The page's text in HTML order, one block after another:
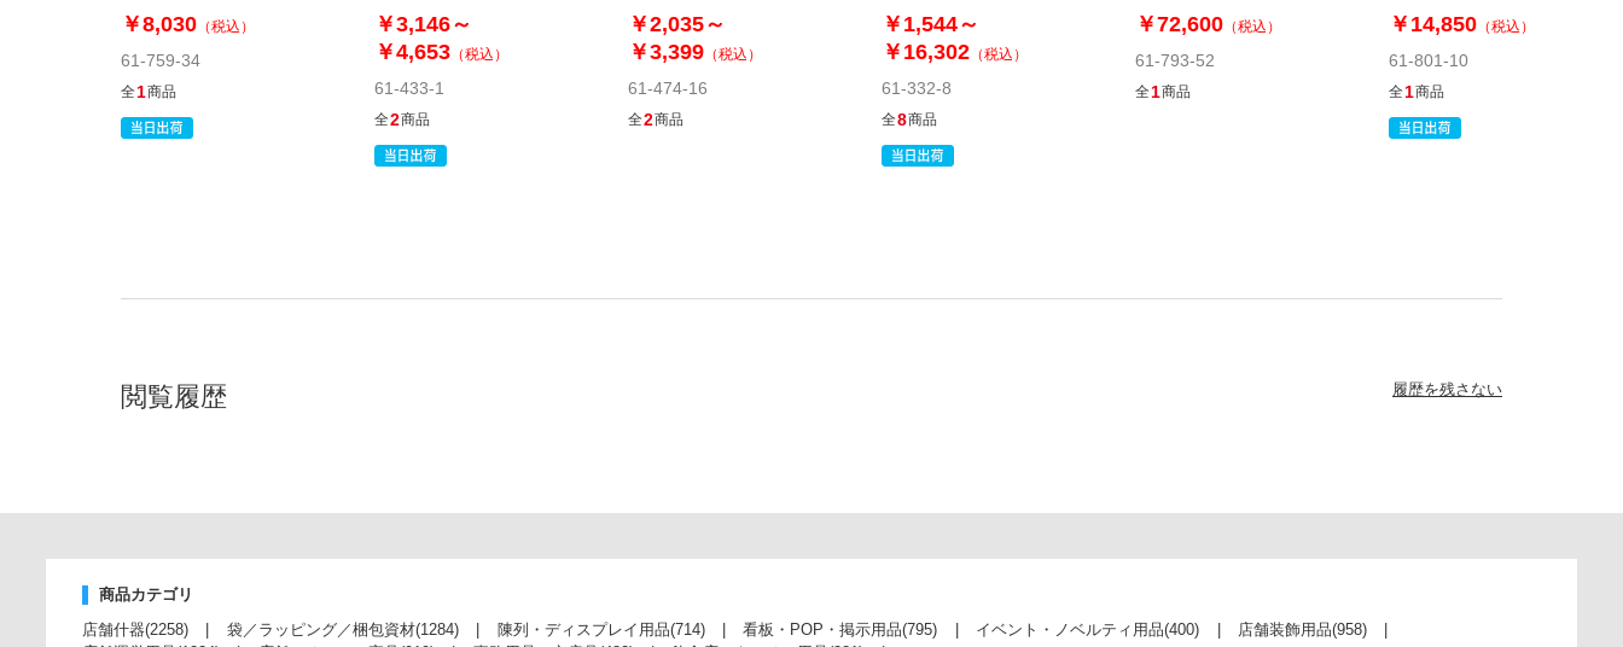
￥8,030 （税込）
61-759-34
全1商品
￥3,146～
￥4,653 （税込）
61-433-1
全2商品
￥2,035～
￥3,399 （税込）
61-474-16
全2商品
【HEIKO】
￥1,544～
￥16,302 （税込）
61-332-8
全8商品
￥72,600 （税込）
61-793-52
全1商品
￥14,850 （税込）
61-801-10
全1商品
閲覧履歴 履歴を残さない
商品カテゴリ
店舗什器(2258) 袋／ラッピング／梱包資材(1284) 陳列・ディスプレイ用品(714) 看板・POP・掲示用品(795) イベント・ノベルティ用品(400) 店舗装飾用品(958)